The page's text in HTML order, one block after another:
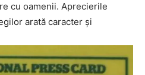
cu oamenii. Aprecierile
arată caracter și